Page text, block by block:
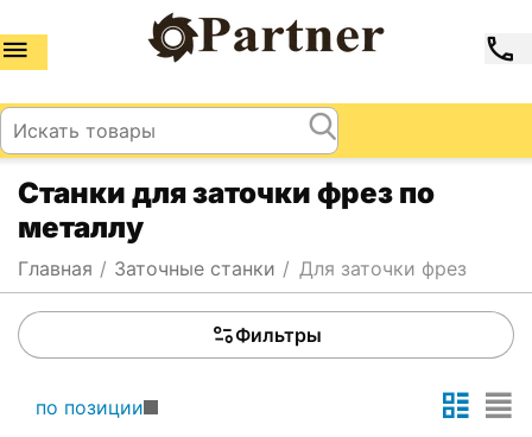
Станки для заточки фрез по
металлу
Главная / Заточные станки / Для заточки фрез
Фильтры
по позиции